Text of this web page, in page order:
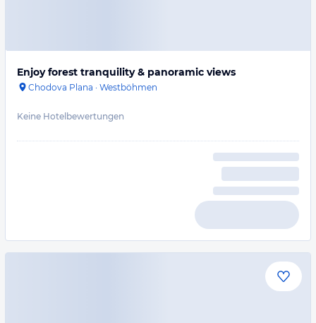
Enjoy forest tranquility & panoramic views
Chodova Plana · Westböhmen
Keine Hotelbewertungen